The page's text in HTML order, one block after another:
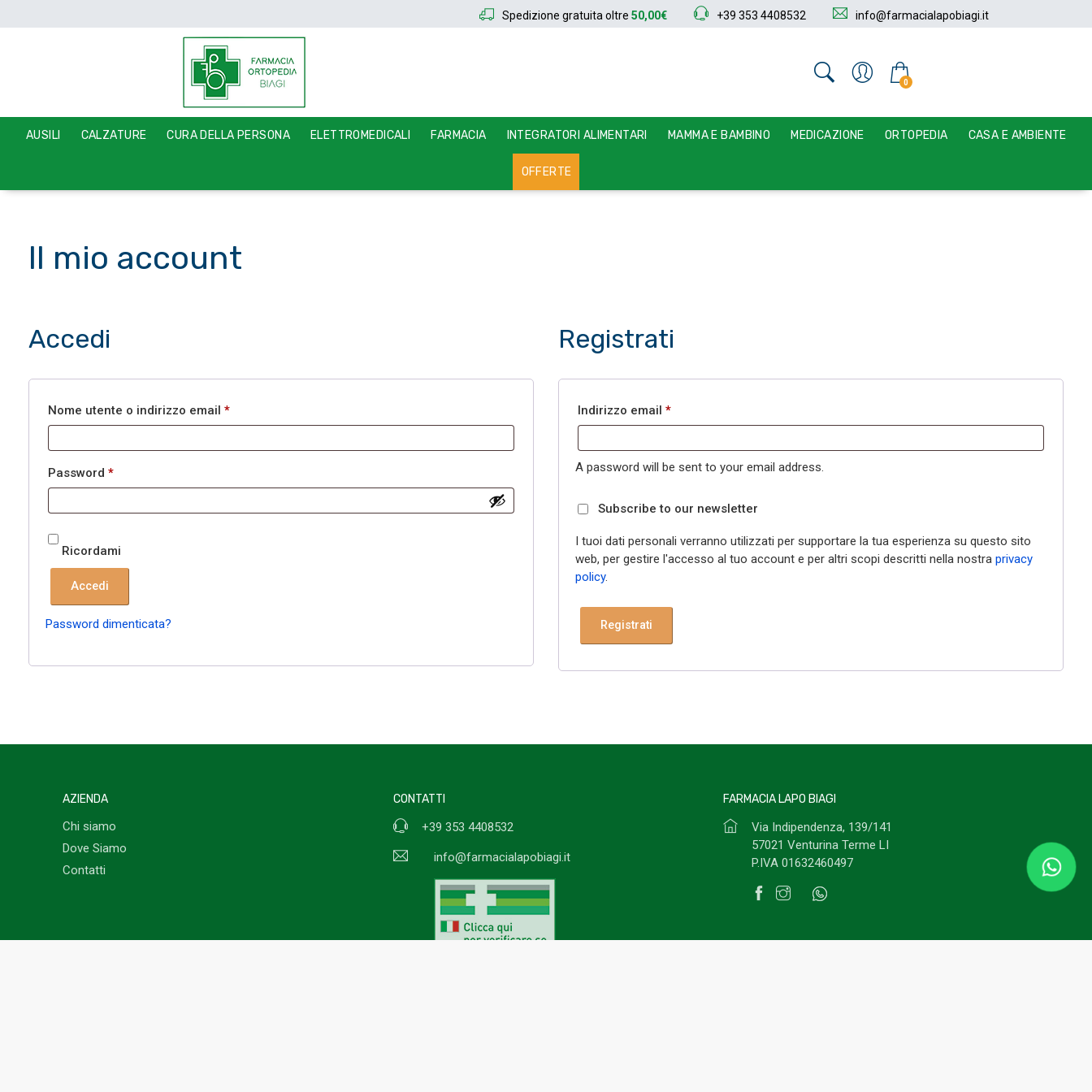
Spedizione gratuita oltre 50,00€ +39 353 4408532 info@farmacialapobiagi.it
0
AUSILI CALZATURE CURA DELLA PERSONA ELETTROMEDICALI FARMACIA INTEGRATORI ALIMENTARI MAMMA E BAMBINO MEDICAZIONE ORTOPEDIA CASA E AMBIENTE
OFFERTE
Il mio account
Accedi
Nome utente o indirizzo email *
Password *
Ricordami
Accedi
Password dimenticata?
Registrati
Indirizzo email *
A password will be sent to your email address.
Subscribe to our newsletter
I tuoi dati personali verranno utilizzati per supportare la tua esperienza su questo sito
web, per gestire l'accesso al tuo account e per altri scopi descritti nella nostra privacy
policy.
Registrati
AZIENDA
Chi siamo
Dove Siamo
Contatti
CONTATTI
+39 353 4408532
info@farmacialapobiagi.it
FARMACIA LAPO BIAGI
Via Indipendenza, 139/141
57021 Venturina Terme LI
P.IVA 01632460497